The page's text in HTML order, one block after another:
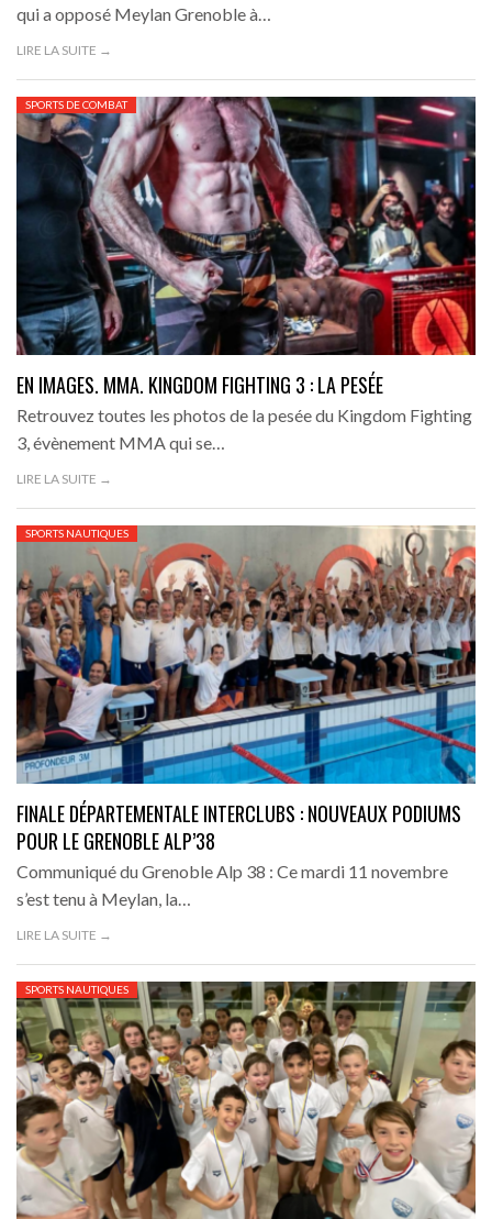
qui a opposé Meylan Grenoble à…
LIRE LA SUITE →
SPORTS DE COMBAT
EN IMAGES. MMA. KINGDOM FIGHTING 3 : LA PESÉE
Retrouvez toutes les photos de la pesée du Kingdom Fighting
3, évènement MMA qui se…
LIRE LA SUITE →
SPORTS NAUTIQUES
FINALE DÉPARTEMENTALE INTERCLUBS : NOUVEAUX PODIUMS
POUR LE GRENOBLE ALP’38
Communiqué du Grenoble Alp 38 : Ce mardi 11 novembre
s’est tenu à Meylan, la…
LIRE LA SUITE →
SPORTS NAUTIQUES